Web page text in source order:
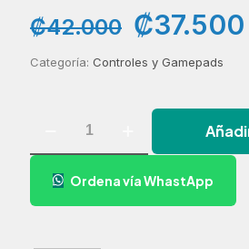
₡42.000 El
precio
original
era:
₡37.500
Categoría: Controles y Gamepads
SPLIT
POKEMON
Ordena vía WhastApp